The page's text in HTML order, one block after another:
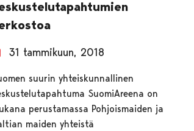
31 tammikuun, 2018
suurin yhteiskunnallinen
SuomiAreena on
perustamassa Pohjoismaiden ja
maiden yhteistä